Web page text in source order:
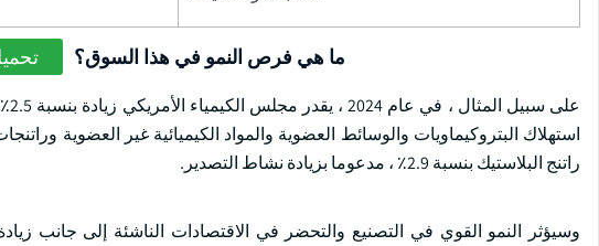
ما هي فرص النمو في هذا السوق؟
استهلاك البتروكيماويات والوسائط العضوية والمواد الكيميائية غير العضوية
راتنج البلاستيك بنسبة 2.9٪ ، مدعوما بزيادة نشاط التصدير.
وسيؤثر النمو القوي في التصنيع والتحضر في الاقتصادات الناشئة إلى جانب